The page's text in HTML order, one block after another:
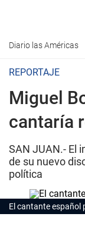
Diario las Américas
REPORTAJE
Miguel
cantaría
SAN JUAN.- El
de su nuevo
política
El cantante español